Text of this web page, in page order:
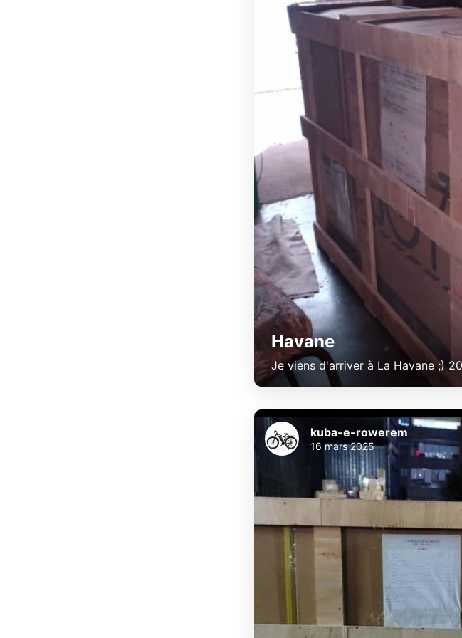
Havane
Je viens d'arriver à La Havane ;)
kuba-e-rowerem
16 mars 2025